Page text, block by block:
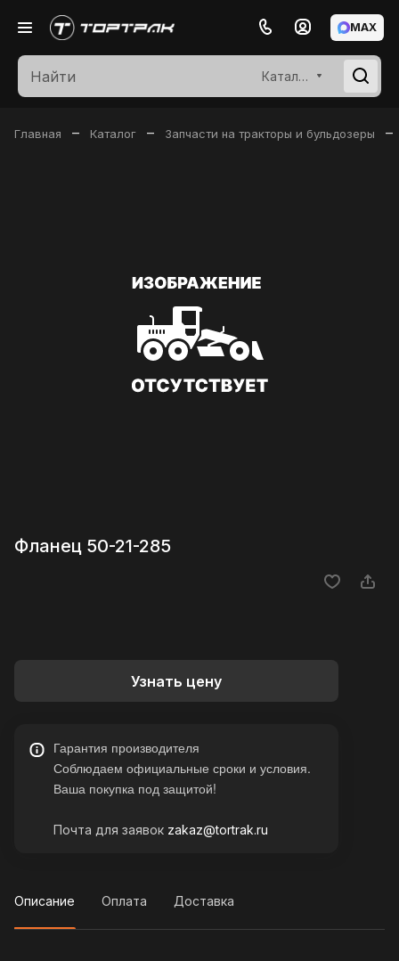
Каталог
MAX
Главная – Каталог – Запчасти на тракторы и бульдозеры –
Фланец 50-21-285
Узнать цену
Гарантия производителя
Соблюдаем официальные сроки и условия.
Ваша покупка под защитой!
Почта для заявок zakaz@tortrak.ru
Описание Оплата Доставка